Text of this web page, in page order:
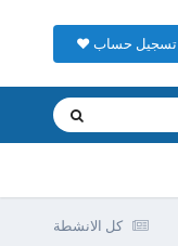
حساب ♥
كل الانشطة